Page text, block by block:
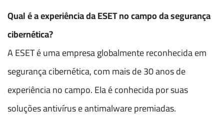
Qual é a experiência da ESET no campo da segurança
cibernética?
A ESET é uma empresa globalmente reconhecida em
segurança cibernética, com mais de 30 anos de
experiência no campo. Ela é conhecida por suas
soluções antivírus e antimalware premiadas.